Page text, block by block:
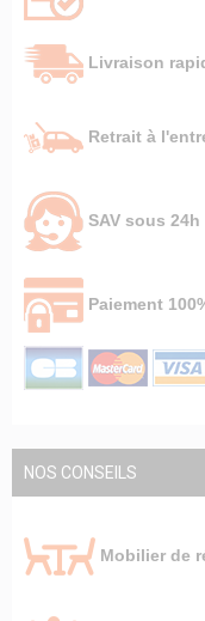
Livraison
Retrait à
SAV sous 24h
Paiement
NOS CONSEILS
Mobilier de